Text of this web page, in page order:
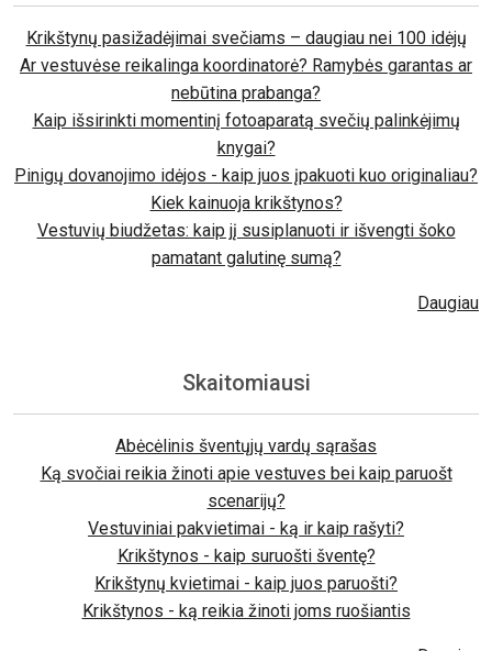
Krikštynų pasižadėjimai svečiams – daugiau nei 100 idėjų
Ar vestuvėse reikalinga koordinatorė? Ramybės garantas ar
nebūtina prabanga?
Kaip išsirinkti momentinį fotoaparatą svečių palinkėjimų
knygai?
Pinigų dovanojimo idėjos - kaip juos įpakuoti kuo originaliau?
Kiek kainuoja krikštynos?
Vestuvių biudžetas: kaip jį susiplanuoti ir išvengti šoko
pamatant galutinę sumą?
Daugiau
Skaitomiausi
Abėcėlinis šventųjų vardų sąrašas
Ką svočiai reikia žinoti apie vestuves bei kaip paruošt
scenarijų?
Vestuviniai pakvietimai - ką ir kaip rašyti?
Krikštynos - kaip suruošti šventę?
Krikštynų kvietimai - kaip juos paruošti?
Krikštynos - ką reikia žinoti joms ruošiantis